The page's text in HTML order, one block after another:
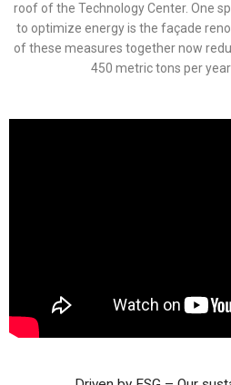
roof of the Technology Center. One
to optimize energy is the façade
of these measures together now
450 metric tons per